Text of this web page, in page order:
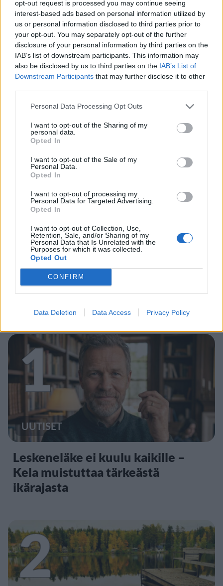
opt-out request is processed you may continue seeing
interest-based ads based on personal information utilized by
us or personal information disclosed to third parties prior to
your opt-out. You may separately opt-out of the further
disclosure of your personal information by third parties on the
IAB’s list of downstream participants. This information may
also be disclosed by us to third parties on the IAB’s List of
Downstream Participants that may further disclose it to other
Personal Data Processing Opt Outs
I want to opt-out of the Sharing of my
personal data.
Opted In
I want to opt-out of the Sale of my
Personal Data.
Opted In
I want to opt-out of processing my
Personal Data for Targeted Advertising.
Opted In
I want to opt-out of Collection, Use,
Retention, Sale, and/or Sharing of my
Personal Data that Is Unrelated with the
Purposes for which it was collected.
Opted Out
CONFIRM
Data Deletion Data Access Privacy Policy
Staran luetuimmat
1
UUTISET
Leskeneläke ei kuulu kaikille –
Kela muistuttaa tärkeästä
ikärajasta
2